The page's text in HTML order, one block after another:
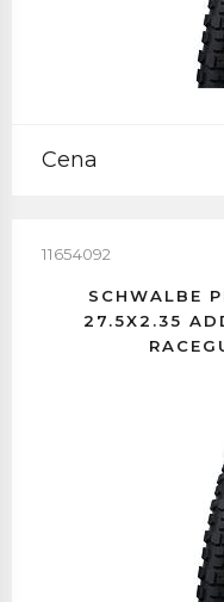
Cena
11654092
SCHWALBE
27.5X2.35